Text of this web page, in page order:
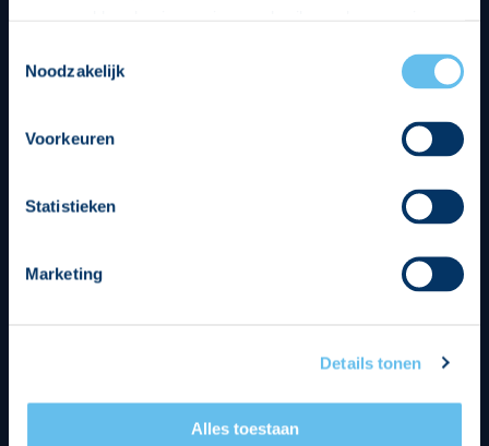
op een veilige en integere wijze. Je kunt je toestemming
beheren op de privacy- en cookieverklaring pagina.
Noodzakelijk
Voorkeuren
Statistieken
Marketing
Details tonen
Alles toestaan